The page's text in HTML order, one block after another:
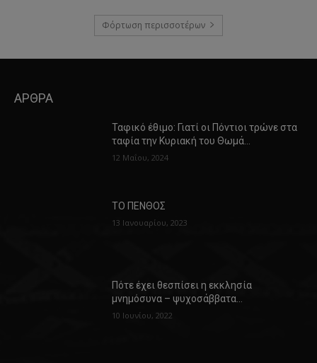
Φόρτωση περισσοτέρων
ΑΡΘΡΑ
Ταφικό έθιμο: Γιατί οι Πόντιοι τρώνε στα
ταφία την Κυριακή του Θωμά…
12 Μαΐου, 2024
ΤΟ ΠΕΝΘΟΣ
13 Ιανουαρίου, 2023
Πότε έχει θεσπίσει η εκκλησία
μνημόσυνα – ψυχοσάββατα…
10 Ιουνίου, 2022